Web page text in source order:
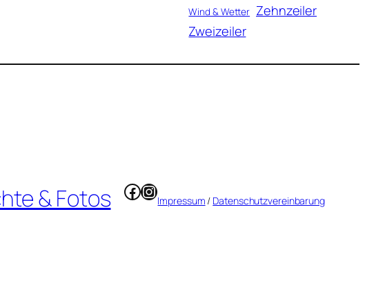
Wind & Wetter Zehnzeiler
Zweizeiler
& Fotos Facebook
Instagram
Impressum / Datenschutzvereinbarung